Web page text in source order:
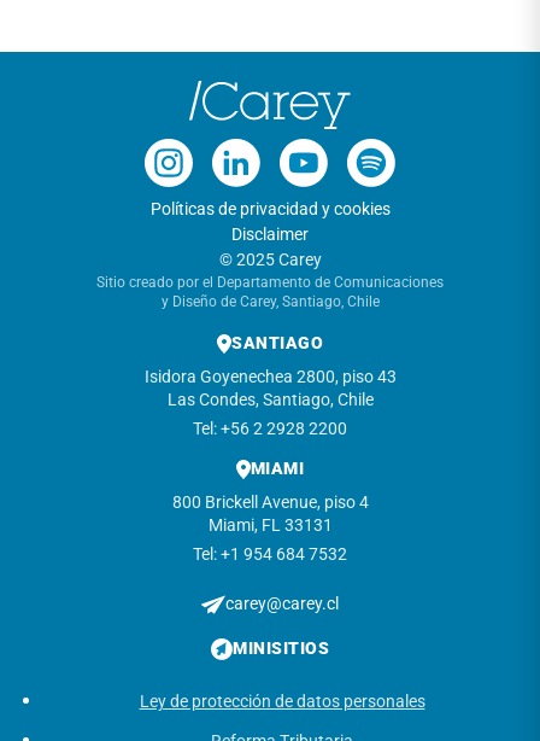
Políticas de privacidad y cookies
Disclaimer
© 2025 Carey
Sitio creado por el Departamento de Comunicaciones
y Diseño de Carey, Santiago, Chile
SANTIAGO
Isidora Goyenechea 2800, piso 43
Las Condes, Santiago, Chile
Tel: +56 2 2928 2200
MIAMI
800 Brickell Avenue, piso 4
Miami, FL 33131
Tel: +1 954 684 7532
carey@carey.cl
MINISITIOS
Ley de protección de datos personales